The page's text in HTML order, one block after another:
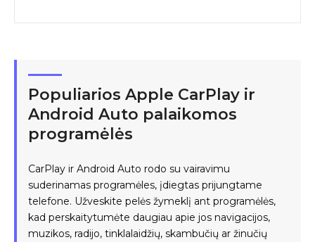
Populiarios Apple CarPlay ir
Android Auto palaikomos
programėlės
CarPlay ir Android Auto rodo su vairavimu
suderinamas programėles, įdiegtas prijungtame
telefone. Užveskite pelės žymeklį ant programėlės,
kad perskaitytumėte daugiau apie jos navigacijos,
muzikos, radijo, tinklalaidžių, skambučių ar žinučių